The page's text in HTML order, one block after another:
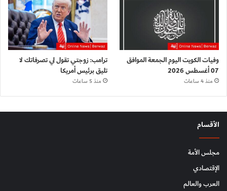
وفيات الكويت اليوم الجمعة الموافق
07 أغسطس 2026
منذ 4 ساعات
ترامب: زوجتي تقول لي تصرفاتك لا
تليق برئيس أمريكا
منذ 5 ساعات
الأقسام
مجلس الأمة
الإقتصادي
العرب والعالم